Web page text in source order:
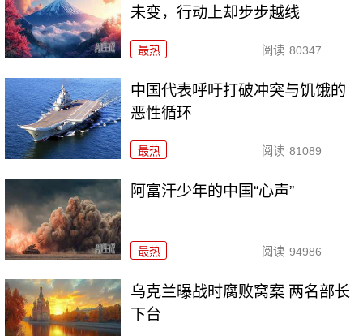
未变，行动上却步步越线
最热 阅读 80347
中国代表呼吁打破冲突与饥饿的
恶性循环
最热 阅读 81089
阿富汗少年的中国“心声”
最热 阅读 94986
乌克兰曝战时腐败窝案 两名部长
下台